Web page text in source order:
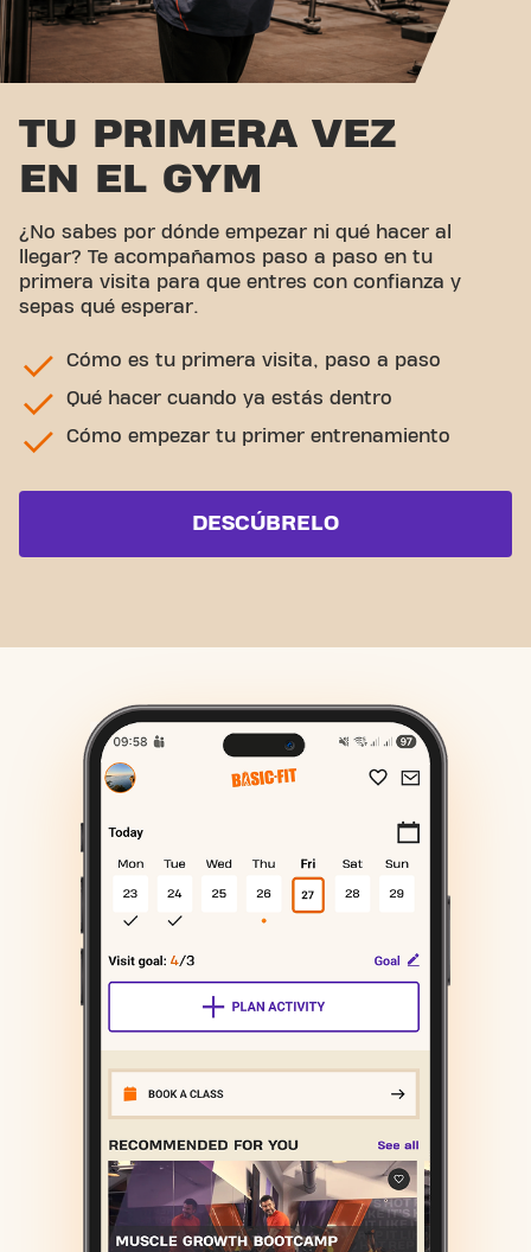
TU PRIMERA VEZ
EN EL GYM
¿No sabes por dónde empezar ni qué hacer al
llegar? Te acompañamos paso a paso en tu
primera visita para que entres con confianza y
sepas qué esperar.
Cómo es tu primera visita, paso a paso
Qué hacer cuando ya estás dentro
Cómo empezar tu primer entrenamiento
DESCÚBRELO